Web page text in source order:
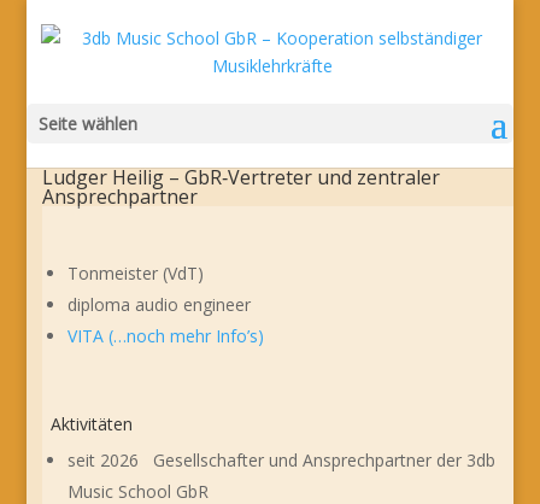
Seite wählen
Ludger Heilig – GbR‑Vertreter und zentraler
Ansprechpartner
Tonmeister (VdT)
diploma audio engineer
VITA (…noch mehr Info’s)
Aktivitäten
seit 2026 Gesellschafter und Ansprechpartner der 3db
Music School GbR